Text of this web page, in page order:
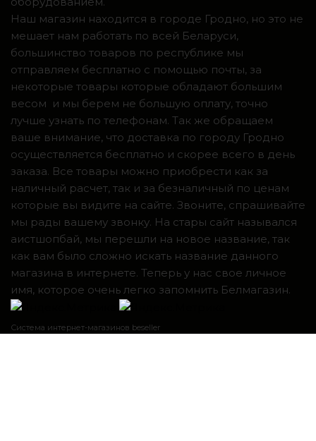
Наш магазин находится в городе Гродно, но это не
мешает нам работать по всей Беларуси,
большинство товаров по республике мы
отправляем бесплатно с помощью почты, за
некоторые товары которые обладают большим
весом и мы берем не большую оплату, точно
лучше узнать по телефонам. Так же обращаем
ваше внимание, что доставка по городу Гродно
осуществляется бесплатно и скорее всего в день
заказа. Все товары можно приобрести как за
наличный расчет, так и за безналичный по ценам
которые вы видите на сайте. Звоните, спрашивайте
мы рады вашему звонку. На стары сайт назывался
аистшопбай, мы перешли на новое название, так
как вам было сложно искать название данного
магазина в интернете. Теперь у нас свое личное
имя, которое очень легко запомнить Белмагазин.
Система интернет-магазинов beseller